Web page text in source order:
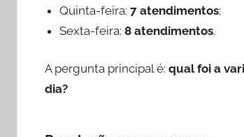
Quinta-feira:7 atendimentos;
Sexta-feira:8 atendimentos.
A pergunta principal é: qual foi a
dia?